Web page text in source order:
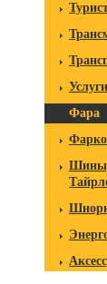
Услуги
Фара
Шины,